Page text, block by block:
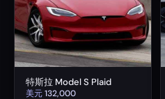
特斯拉 Model S Plaid
美元132,000